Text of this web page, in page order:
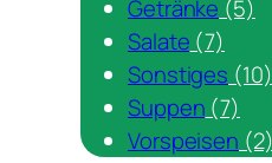
Getränke (5)
Salate (7)
Sonstiges (10)
Suppen (7)
Vorspeisen (2)